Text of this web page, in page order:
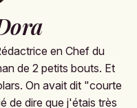
en Chef du
de 2 petits bouts. Et
On avait dit "courte
de dire que j'étais très